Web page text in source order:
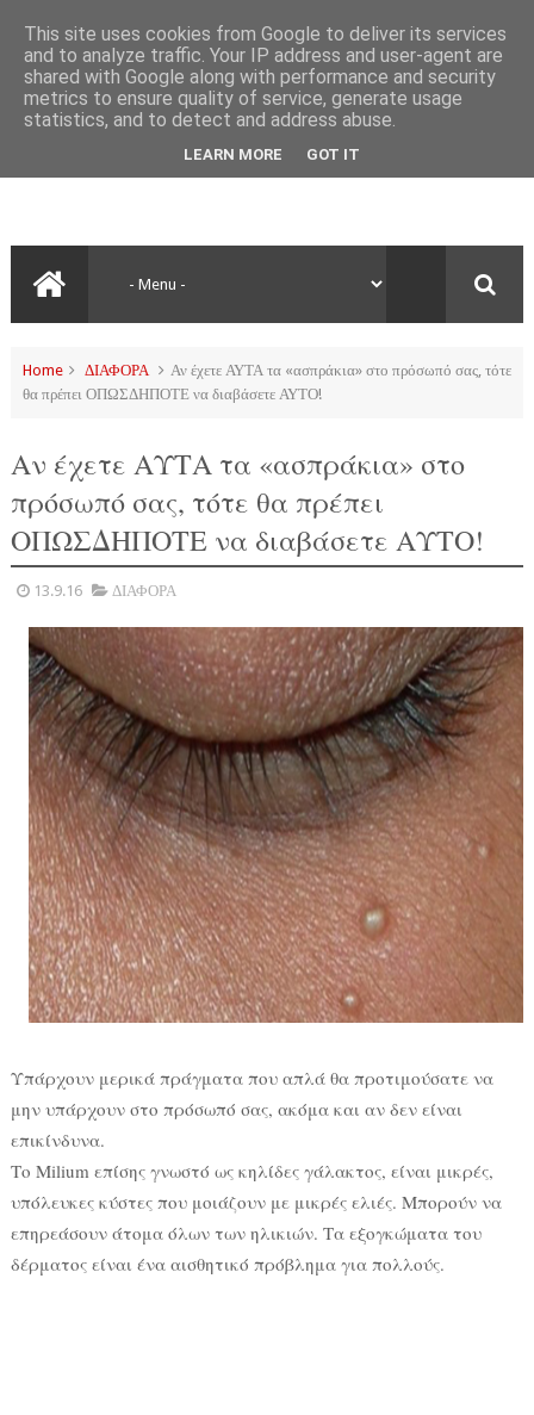
Home ΔΙΑΦΟΡΑ
Αν έχετε ΑΥΤΑ τα «ασπράκια» στο πρόσωπό σας, τότε
θα πρέπει ΟΠΩΣΔΗΠΟΤΕ να διαβάσετε ΑΥΤΟ!
Αν έχετε ΑΥΤΑ τα «ασπράκια» στο
πρόσωπό σας, τότε θα πρέπει
ΟΠΩΣΔΗΠΟΤΕ να διαβάσετε ΑΥΤΟ!
13.9.16 ΔΙΑΦΟΡΑ
Υπάρχουν μερικά πράγματα που απλά θα προτιμούσατε να
μην υπάρχουν στο πρόσωπό σας, ακόμα και αν δεν είναι
επικίνδυνα.
Το Milium επίσης γνωστό ως κηλίδες γάλακτος, είναι μικρές,
υπόλευκες κύστες που μοιάζουν με μικρές ελιές. Μπορούν να
επηρεάσουν άτομα όλων των ηλικιών. Τα εξογκώματα του
δέρματος είναι ένα αισθητικό πρόβλημα για πολλούς.
This site uses cookies from Google to deliver its services
and to analyze traffic. Your IP address and user-agent are
shared with Google along with performance and security
metrics to ensure quality of service, generate usage
statistics, and to detect and address abuse.
LEARN MORE GOT IT